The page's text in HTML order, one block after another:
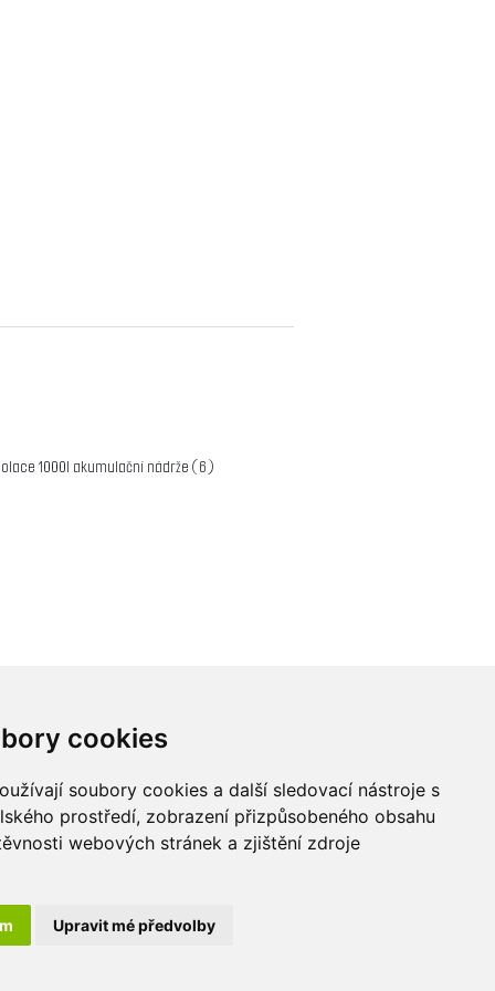
cookies
soubory cookies a další sledovací nástroje s
prostředí, zobrazení přizpůsobeného obsahu
webových stránek a zjištění zdroje
Upravit mé předvolby
1000l akumulační nádrže (6)
Průmyslová 455/17,
568 02 Svitavy -
Lačnov